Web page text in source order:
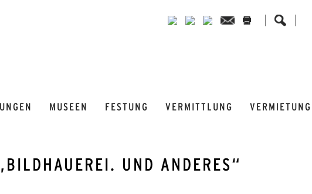
MUSEEN FESTUNG VERMITTLUNG VERMIETUNG
UND ANDERES“